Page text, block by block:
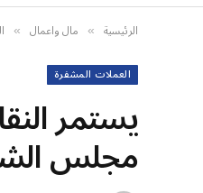
الرئيسية » مال واعمال »
العملات المشفرة
مجلس